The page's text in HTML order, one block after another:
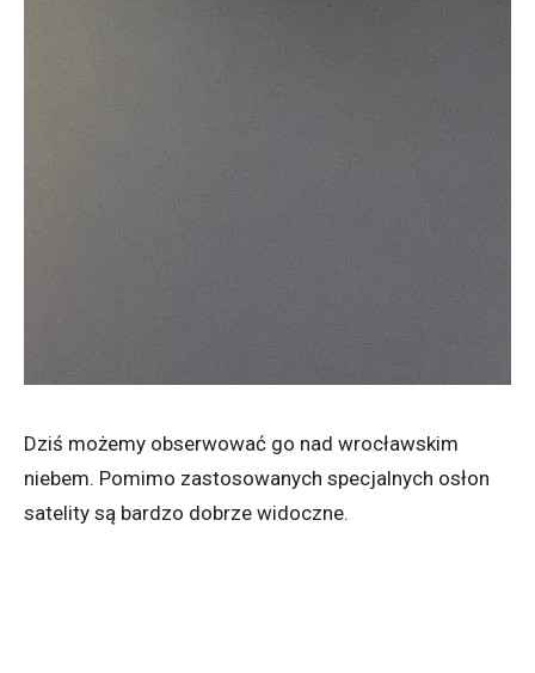
Dziś możemy obserwować go nad wrocławskim
niebem. Pomimo zastosowanych specjalnych osłon
satelity są bardzo dobrze widoczne.